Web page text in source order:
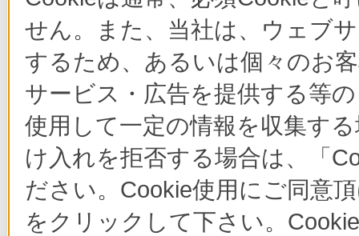
せん。また、当社は、ウェブ
するため、あるいは個々のお
サービス・広告を提供する等
使用して一定の情報を収集す
け入れを拒否する場合は、「
ださい。Cookie使用にご同意
をクリックして下さい。